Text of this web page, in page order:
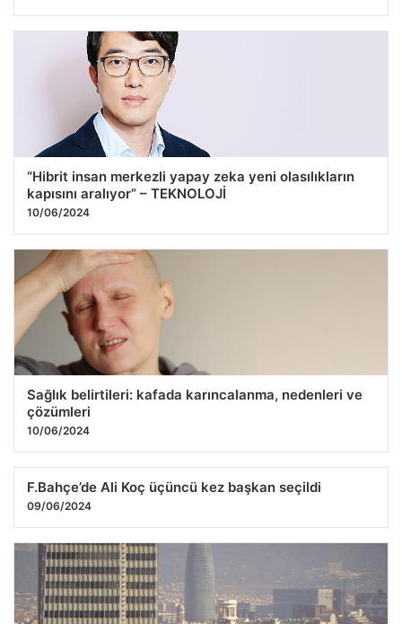
“Hibrit insan merkezli yapay zeka yeni olasılıkların
kapısını aralıyor” – TEKNOLOJİ
10/06/2024
Sağlık belirtileri: kafada karıncalanma, nedenleri ve
çözümleri
10/06/2024
F.Bahçe’de Ali Koç üçüncü kez başkan seçildi
09/06/2024